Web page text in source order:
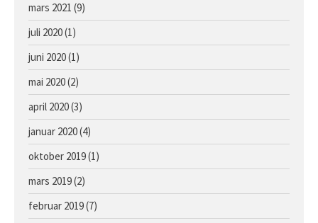
mars 2021 (9)
juli 2020(1)
juni 2020(1)
mai 2020(2)
april 2020(3)
januar 2020(4)
oktober 2019(1)
mars 2019(2)
februar 2019(7)